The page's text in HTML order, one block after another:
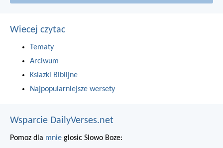
Wiecej czytac
Tematy
Arciwum
Ksiazki Biblijne
Najpopularniejsze wersety
Wsparcie DailyVerses.net
Pomoz dla mnie glosic Slowo Boze: